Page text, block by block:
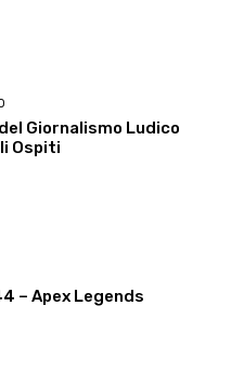
Giornalismo Ludico
Ospiti
– Apex Legends